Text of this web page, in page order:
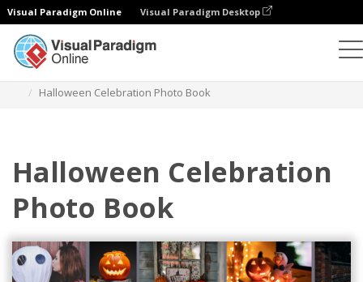
Visual Paradigm Online Visual Paradigm Desktop
Halloween Celebration Photo Book
Halloween Celebration
Photo Book